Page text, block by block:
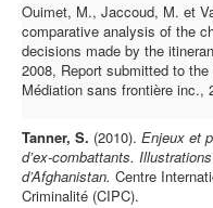
Ouimet, M., Jaccoud, M. et
comparative analysis of the
decisions made by the
2008, Report submitted to
Médiation sans frontière inc.,
Tanner, S. (2010). Enjeux et
d’ex-combattants.
d’Afghanistan. Centre
Criminalité (CIPC).